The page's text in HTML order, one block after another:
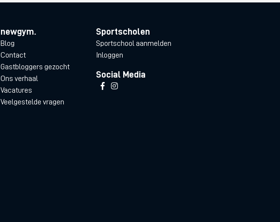
newgym.
Blog
Contact
Gastbloggers gezocht
Ons verhaal
Vacatures
Veelgestelde vragen
Sportscholen
Sportschool aanmelden
Inloggen
Social Media